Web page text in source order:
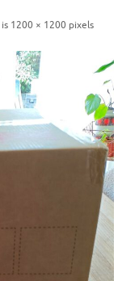
1200 × 1200 pixels